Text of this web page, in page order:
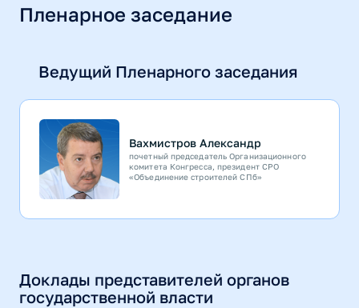
Пленарное заседание
Ведущий Пленарного заседания
Вахмистров Александр
почетный председатель Организационного
комитета Конгресса, президент СРО
«Объединение строителей СПб»
Доклады представителей органов
государственной власти